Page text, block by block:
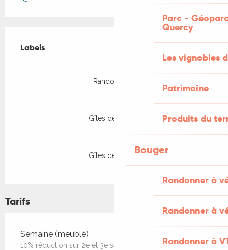
Parc -
Quercy
Les vignobles
Patrimoine
Produits du
Bouger
Randonner à
Randonner à
Randonner à
Labels
Labels
Rando Etape
Gîtes de France
Gîtes de France
Tarifs
Tarifs 2026
Semaine (meublé)
10% réduction sur 2e et 3e semaine